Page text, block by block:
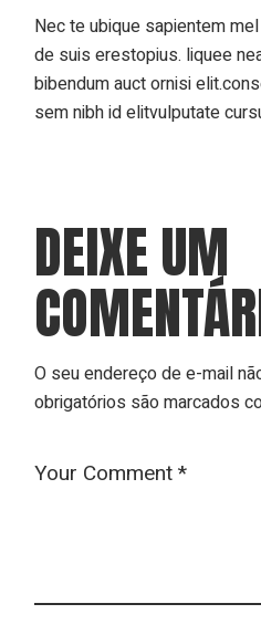
Nec te ubique sapientem
de suis erestopius. liquee
bibendum auct ornisi
sem nibh id elitvulputate
DEIXE UM
O seu endereço de e-mail
obrigatórios são marcados